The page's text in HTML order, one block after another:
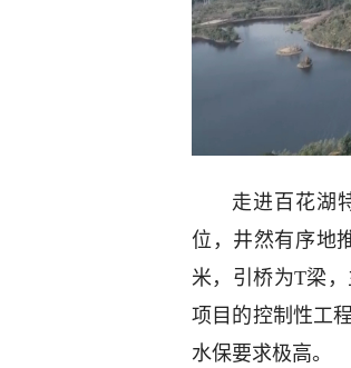
走进百花湖
位，井然有序地
米，引桥为T梁
项目的控制性工
水保要求极高。